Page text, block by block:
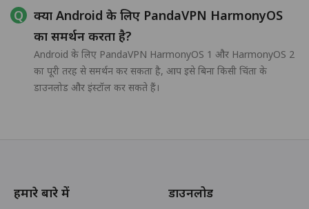
क्या Android के लिए PandaVPN HarmonyOS
का समर्थन करता है?
Android के लिए PandaVPN HarmonyOS 1 और HarmonyOS 2
का पूरी तरह से समर्थन कर सकता है, आप इसे बिना किसी चिंता के
डाउनलोड और इंस्टॉल कर सकते हैं।
हमारे बारे में डाउनलोड